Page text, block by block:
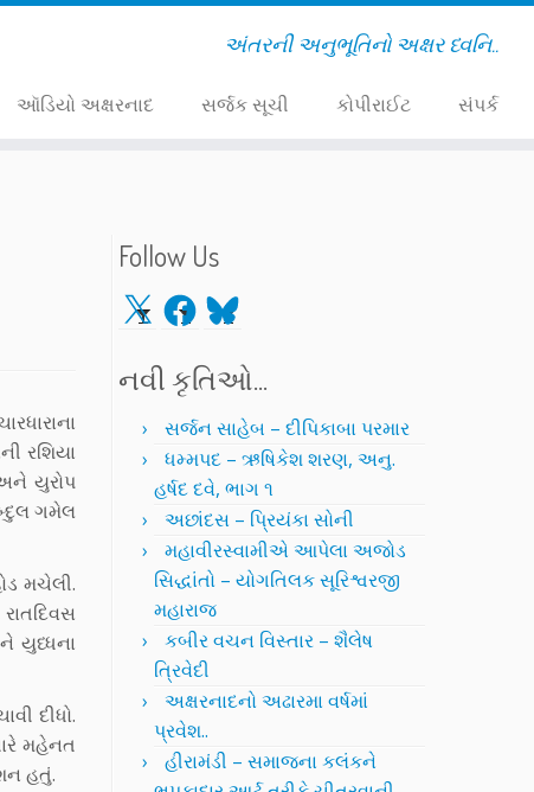
અંતરની અનુભૂતિનો અક્ષર ધ્વનિ..
ઑડિયો અક્ષરનાદ સર્જક સૂચી કોપીરાઈટ સંપર્ક
રશિયા
યુરોપ
ગમેલ
મચેલી.
યુધ્ધના
દીધો.
મહેનત
હતું.
Follow Us
X Facebook
Bluesky
નવી કૃતિઓ…
સર્જન સાહેબ – દીપિકાબા પરમાર
ધમ્મપદ – ઋષિકેશ શરણ, અનુ.
હર્ષદ દવે, ભાગ ૧
અછાંદસ – પ્રિયંકા સોની
મહાવીરસ્વામીએ આપેલા અજોડ
સિદ્ધાંતો – યોગતિલક સૂરિશ્વરજી
મહારાજ
કબીર વચન વિસ્તાર – શૈલેષ
ત્રિવેદી
અક્ષરનાદનો અઢારમા વર્ષમાં
પ્રવેશ..
હીરામંડી – સમાજના કલંકને